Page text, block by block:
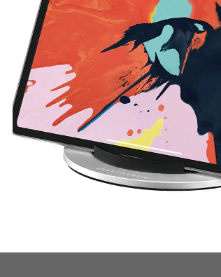
360° pasukimu, universaliu
atsiskaitydami.